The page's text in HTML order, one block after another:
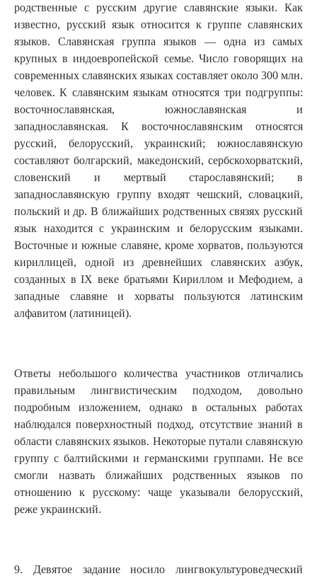
родственные с русским другие славянские языки. Как
известно, русский язык относится к группе славянских
языков. Славянская группа языков — одна из самых
крупных в индоевропейской семье. Число говорящих на
современных славянских языках составляет около 300 млн.
человек. К славянским языкам относятся три подгруппы:
восточнославянская, южнославянская и
западнославянская. К восточнославянским относятся
русский, белорусский, украинский; южнославянскую
составляют болгарский, македонский, сербскохорватский,
словенский и мертвый старославянский; в
западнославянскую группу входят чешский, словацкий,
польский и др. В ближайших родственных связях русский
язык находится с украинским и белорусским языками.
Восточные и южные славяне, кроме хорватов, пользуются
кириллицей, одной из древнейших славянских азбук,
созданных в IX веке братьями Кириллом и Мефодием, а
западные славяне и хорваты пользуются латинским
алфавитом (латиницей).
Ответы небольшого количества участников отличались
правильным лингвистическим подходом, довольно
подробным изложением, однако в остальных работах
наблюдался поверхностный подход, отсутствие знаний в
области славянских языков. Некоторые путали славянскую
группу с балтийскими и германскими группами. Не все
смогли назвать ближайших родственных языков по
отношению к русскому: чаще указывали белорусский,
реже украинский.
9. Девятое задание носило лингвокультуроведческий